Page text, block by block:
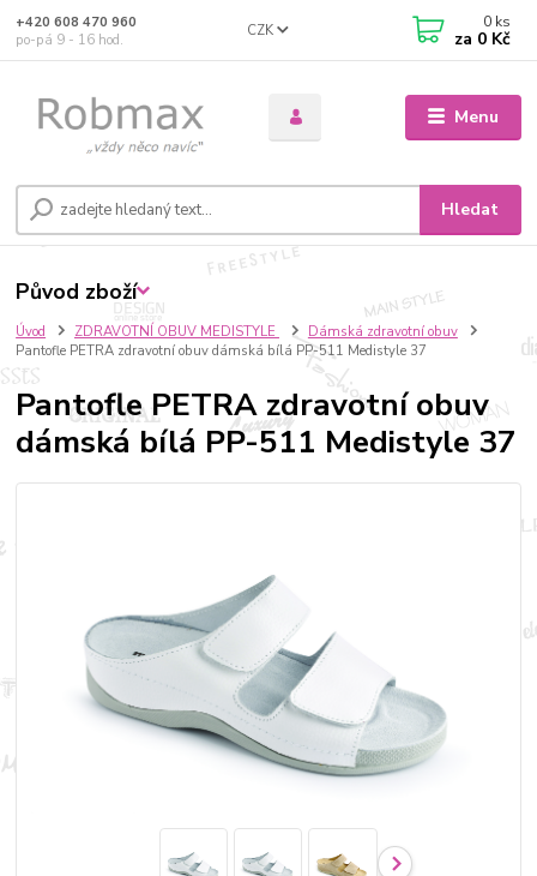
Menu
CZK
Hledat
+420 608 470 960
po-pá 9 - 16 hod.
0 ks
za 0 Kč
Úvod ZDRAVOTNÍ OBUV MEDISTYLE
Dámská zdravotní obuv
Pantofle PETRA zdravotní obuv dámská bílá PP-511 Medistyle 37
Pantofle PETRA zdravotní obuv
dámská bílá PP-511 Medistyle 37
Původ zboží